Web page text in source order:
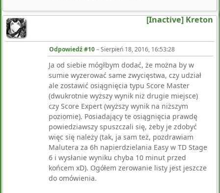
[Inactive] Kreton
Odpowiedź #10–Sierpień 18, 2016, 16:53:28
Ja od siebie mógłbym dodać, że można by w
sumie wyzerować same zwycięstwa, czy udział
ale zostawić osiągnięcia typu Score Master
(dwukrotnie wyższy wynik niż drugie miejsce)
czy Score Expert (wyższy wynik na niższym
poziomie). Posiadający te osiągnięcia prawdę
powiedziawszy spuszczali się, żeby je zdobyć
więc się należy (tak, ja sam też, pozdrawiam
Malutera za 6h napierdzielania Easy w TD Stage
6 i wysłanie wyniku chyba 10 minut przed
końcem xD). Ogółem zerowanie listy jest jeszcze
do omówienia.